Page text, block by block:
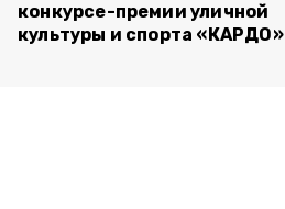
конкурсе-премии уличной
культуры и спорта «КАРДО»